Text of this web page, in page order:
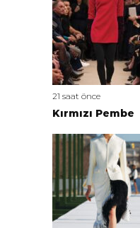
21 saat önce
Kırmızı Pembe